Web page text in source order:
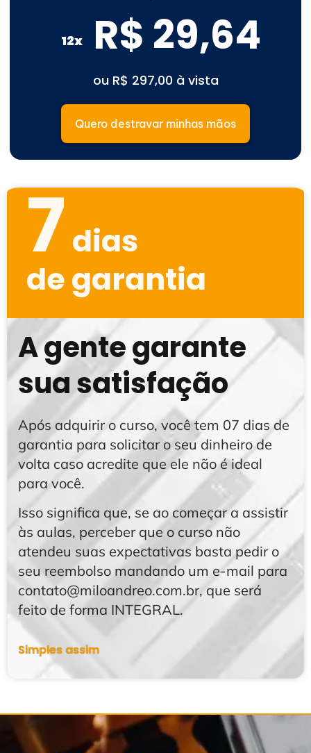
12x R$ 29,64
ou R$ 297,00 à vista
Quero destravar minhas mãos
7 dias
de garantia
A gente garante
sua satisfação
Após adquirir o curso, você tem 07 dias de
garantia para solicitar o seu dinheiro de
volta caso acredite que ele não é ideal
para você.
Isso significa que, se ao começar a assistir
às aulas, perceber que o curso não
atendeu suas expectativas basta pedir o
seu reembolso mandando um e-mail para
contato@miloandreo.com.br, que será
feito de forma INTEGRAL.
Simples assim